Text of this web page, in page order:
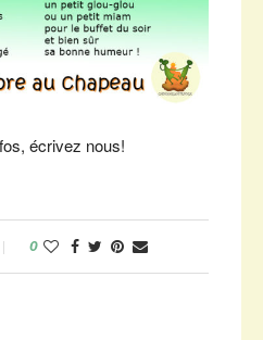
écrivez nous!
0